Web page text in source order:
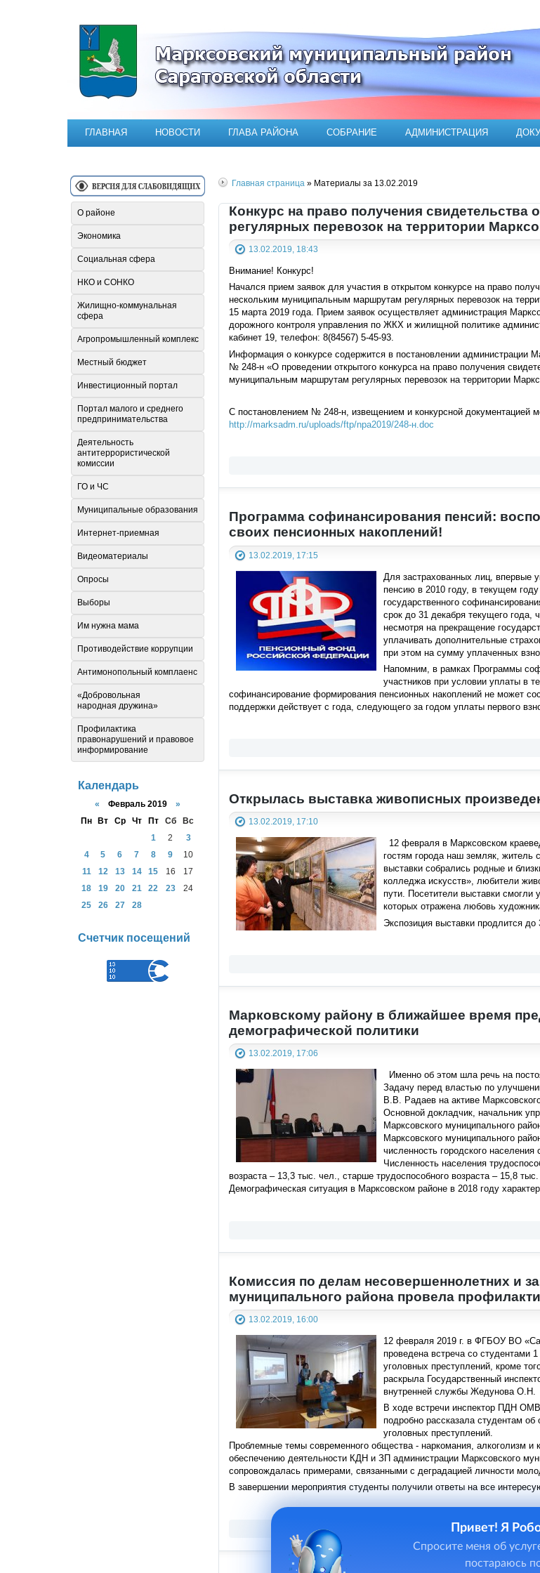
Официальный сайт Марксовского муниципального
ГЛАВНАЯ НОВОСТИ ГЛАВА РАЙОНА СОБРАНИЕ АДМИНИСТРАЦИЯ
Главная страница » Материалы за 13.02.2019
Конкурс на право получения
регулярных перевозок на территории
13.02.2019, 18:43
Внимание! Конкурс!
Начался прием заявок для участия в открытом конкурсе на право
нескольким муниципальным маршрутам регулярных перевозок на
15 марта 2019 года. Прием заявок осуществляет администрация
дорожного контроля управления по ЖКХ и жилищной политике
кабинет 19, телефон: 8(84567) 5-45-93.
Информация о конкурсе содержится в постановлении администрации
№ 248-н «О проведении открытого конкурса на право получения
муниципальным маршрутам регулярных перевозок на территории
С постановлением № 248-н, извещением и конкурсной документацией
http://marksadm.ru/uploads/ftp/npa2019/248-н.doc
Программа софинансирования пенсий:
своих пенсионных накоплений!
13.02.2019, 17:15
Для застрахованных лиц, впервые
пенсию в 2010 году, в текущем
государственного
срок до 31 декабря текущего года,
несмотря на прекращение
уплачивать дополнительные
при этом на сумму уплаченных
Напомним, в рамках Программы
участников при условии уплаты в
софинансирование формирования пенсионных накоплений не может
поддержки действует с года, следующего за годом уплаты первого
Открылась выставка живописных
13.02.2019, 17:10
12 февраля в Марксовском
гостям города наш земляк, житель
выставки собрались родные и
колледжа искусств», любители
пути. Посетители выставки смогли
которых отражена любовь
Экспозиция выставки продлится до
Марковскому району в ближайшее время
демографической политики
13.02.2019, 17:06
Именно об этом шла речь на
Задачу перед властью по
В.В. Радаев на активе
Основной докладчик, начальник
Марксовского муниципального
Марксовского муниципального
численность городского
Численность населения
возраста – 13,3 тыс. чел., старше трудоспособного возраста – 15,8
Демографическая ситуация в Марксовском районе в 2018 году
Комиссия по делам несовершеннолетних и
муниципального района провела
13.02.2019, 16:00
12 февраля 2019 г. в ФГБОУ ВО
проведена встреча со студентами
уголовных преступлений, кроме
раскрыла Государственный
внутренней службы Жедунова О.Н.
В ходе встречи инспектор ПДН
подробно рассказала студентам
уголовных преступлений.
Проблемные темы современного общества - наркомания, алкоголизм
обеспечению деятельности КДН и ЗП администрации Марксовского
сопровождалась примерами, связанными с деградацией личности
В завершении мероприятия студенты получили ответы на все
О районе
Экономика
Социальная сфера
НКО и СОНКО
Жилищно-коммунальная
сфера
Агропромышленный комплекс
Местный бюджет
Инвестиционный портал
Портал малого и среднего
предпринимательства
Деятельность
антитеррористической
комиссии
ГО и ЧС
Муниципальные образования
Интернет-приемная
Видеоматериалы
Опросы
Выборы
Им нужна мама
Противодействие коррупции
Антимонопольный комплаенс
«Добровольная
народная дружина»
Профилактика
правонарушений и правовое
информирование
Календарь
« Февраль 2019 »
Пн
Вт Ср Чт Пт Сб
Вс
1
2
3
4
5 6 7 8 9
10
11
12 13 14 15 16
17
18
19 20 21 22 23
24
25
26 27 28
Счетчик посещений
Привет! Я
Спросите меня об
постараюсь